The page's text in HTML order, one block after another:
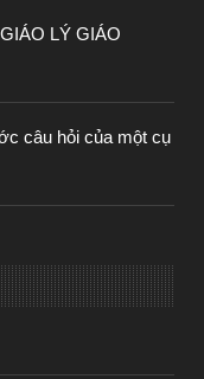
Thu
LÝ GIÁO
câu hỏi của một cụ